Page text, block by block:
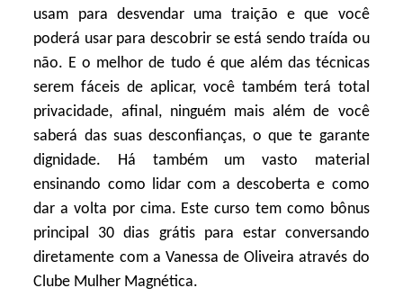
usam para desvendar uma traição e que você
poderá usar para descobrir se está sendo traída ou
não. E o melhor de tudo é que além das técnicas
serem fáceis de aplicar, você também terá total
privacidade, afinal, ninguém mais além de você
saberá das suas desconfianças, o que te garante
dignidade. Há também um vasto material
ensinando como lidar com a descoberta e como
dar a volta por cima. Este curso tem como bônus
principal 30 dias grátis para estar conversando
diretamente com a Vanessa de Oliveira através do
Clube Mulher Magnética.